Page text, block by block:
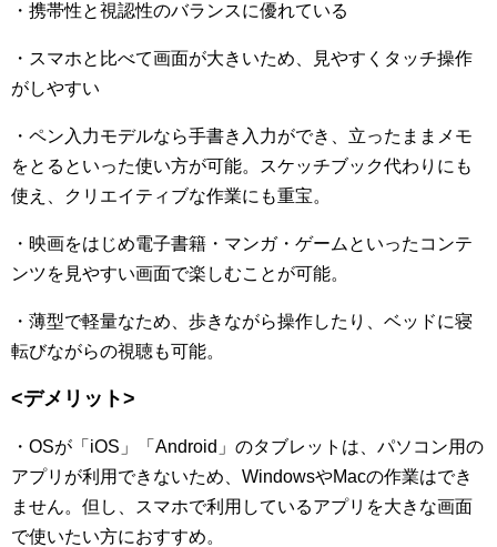
・携帯性と視認性のバランスに優れている
・スマホと比べて画面が大きいため、見やすくタッチ操作
がしやすい
・ペン入力モデルなら手書き入力ができ、立ったままメモ
をとるといった使い方が可能。スケッチブック代わりにも
使え、クリエイティブな作業にも重宝。
・映画をはじめ電子書籍・マンガ・ゲームといったコンテ
ンツを見やすい画面で楽しむことが可能。
・薄型で軽量なため、歩きながら操作したり、ベッドに寝
転びながらの視聴も可能。
<デメリット>
・OSが「iOS」「Android」のタブレットは、パソコン用の
アプリが利用できないため、WindowsやMacの作業はでき
ません。但し、スマホで利用しているアプリを大きな画面
で使いたい方におすすめ。